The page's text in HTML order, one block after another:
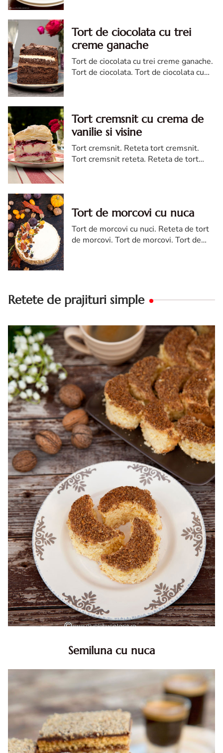
Tort de ciocolata cu trei
creme ganache
Tort de ciocolata cu trei creme ganache.
Tort de ciocolata. Tort de ciocolata cu
Tort cremsnit cu crema de
vanilie si visine
Tort cremsnit. Reteta tort cremsnit.
Tort cremsnit reteta. Reteta de tort
Tort de morcovi cu nuca
Tort de morcovi cu nuci. Reteta de tort
de morcovi. Tort de morcovi. Tort de
Retete de prajituri simple
Semiluna cu nuca
Semiluna. Prajitura simpla semiluna cu nuci. Semiluna cu
nuca pufoasa